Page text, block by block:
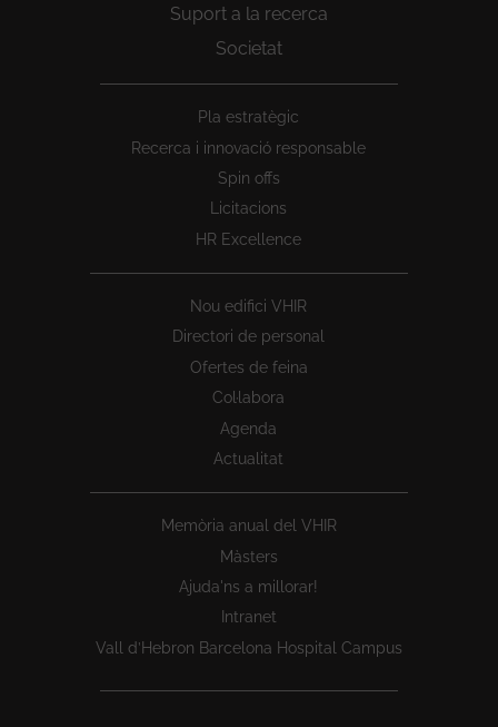
Suport a la recerca
Societat
Pla estratègic
Recerca i innovació responsable
Spin offs
Licitacions
HR Excellence
Nou edifici VHIR
Directori de personal
Ofertes de feina
Col·labora
Agenda
Actualitat
Memòria anual del VHIR
Màsters
Ajuda'ns a millorar!
Intranet
Vall d’Hebron Barcelona Hospital Campus